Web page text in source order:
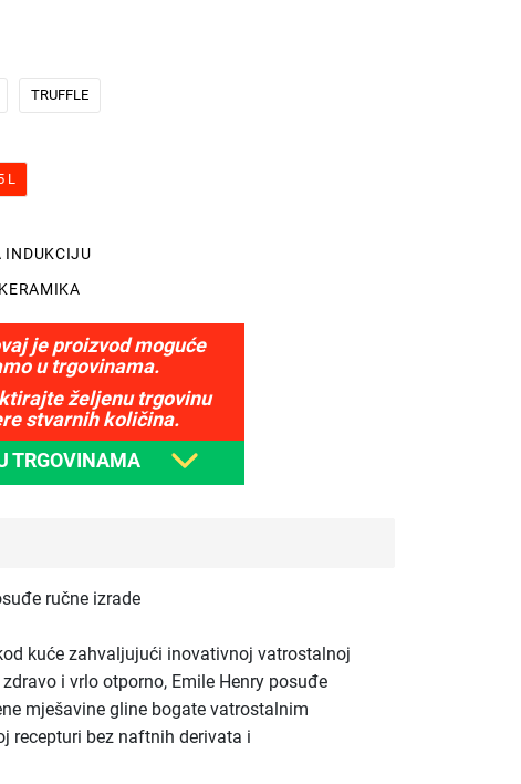
TRUFFLE
L
INDUKCIJU
je proizvod moguće
u trgovinama.
željenu trgovinu
stvarnih količina.
TRGOVINAMA
ručne izrade
kuće zahvaljujući inovativnoj vatrostalnoj
i vrlo otporno, Emile Henry posuđe
mješavine gline bogate vatrostalnim
recepturi bez naftnih derivata i